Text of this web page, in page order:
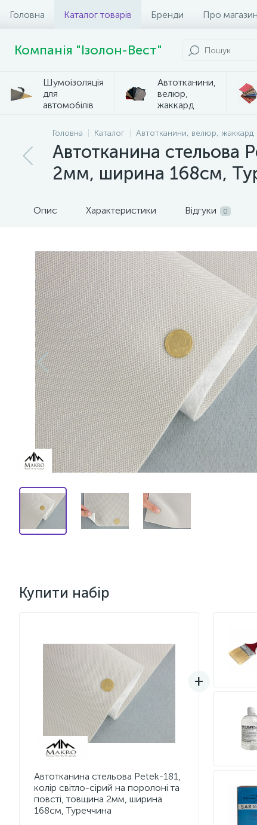
Головна Каталог товарів Бренди Про магазин
Компанія "Ізолон-Вест"
Шумоізоляція
для
автомобілів
Автотканини,
велюр,
жаккард
Головна Каталог Автотканини, велюр, жаккард
Автотканина стельова
2мм, ширина 168см,
Опис Характеристики Відгуки 0
Купити набір
Автотканина стельова Petek-181,
колір світло-сірий на поролоні та
повсті, товщина 2мм, ширина
168см, Туреччина